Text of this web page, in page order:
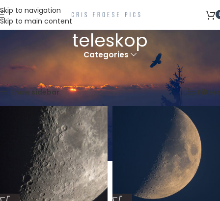
Skip to navigation
Skip to main content
teleskop
Categories
Strona główna
Produkty oznaczone “teleskop”
Show sidebar Filters